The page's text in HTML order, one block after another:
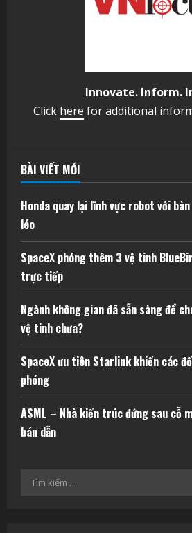
Innovate. Inform.
Click here for additional
BÀI VIẾT MỚI
Honda quay lại lĩnh vực robot với
léo
SpaceX phóng thêm 3 vệ tinh
trực tiếp
Ngành không gian đã sẵn sàng để
vệ tinh chưa?
SpaceX ưu tiên Starlink khiến các
phóng
ASML – Nhà kiến trúc đứng sau cỗ
bán dẫn
Tìm